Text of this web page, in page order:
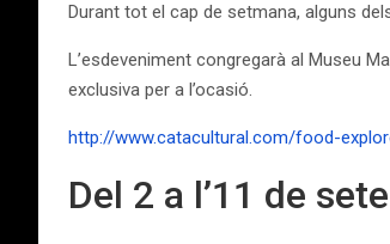
Durant tot el cap de setmana, alguns
L’esdeveniment congregarà al Museu
exclusiva per a l’ocasió.
http://www.catacultural.com/food-
Del 2 a l’11 de